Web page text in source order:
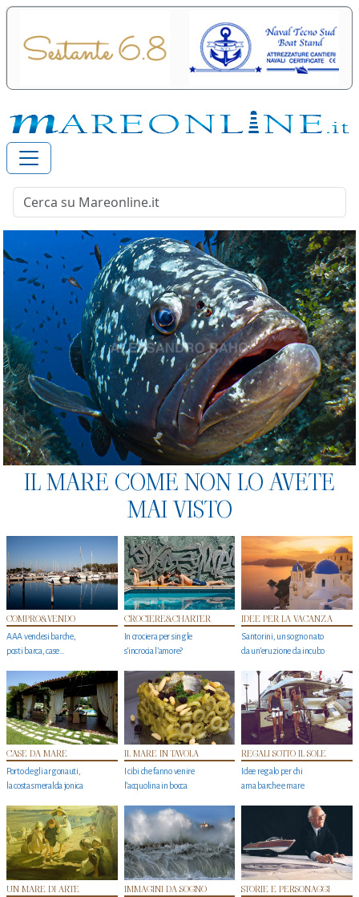
IL MARE COME NON LO AVETE
MAI VISTO
COMPRO&VENDO
AAA vendesi barche,
posti barca, case…
CROCIERE&CHARTER
In crociera per single
s'incrocia l’amore?
IDEE PER LA VACANZA
Santorini, un sogno nato
da un’eruzione da incubo
CASE DA MARE
Porto degli argonauti,
la costa smeralda jonica
IL MARE IN TAVOLA
I cibi che fanno venire
l’acquolina in bocca
REGALI SOTTO IL SOLE
Idee regalo per chi
ama barche e mare
UN MARE DI ARTE IMMAGINI DA SOGNO STORIE E PERSONAGGI